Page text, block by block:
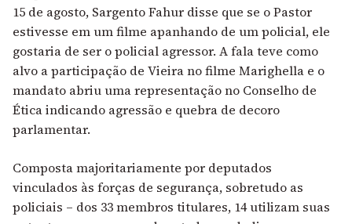
15 de agosto, Sargento Fahur disse que se o Pastor
estivesse em um filme apanhando de um policial, ele
gostaria de ser o policial agressor. A fala teve como
alvo a participação de Vieira no filme Marighella e o
mandato abriu uma representação no Conselho de
Ética indicando agressão e quebra de decoro
parlamentar.
Composta majoritariamente por deputados
vinculados às forças de segurança, sobretudo as
policiais – dos 33 membros titulares, 14 utilizam suas